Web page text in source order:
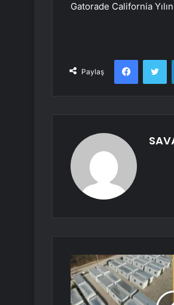
Gatorade California
Paylaş
Facebook